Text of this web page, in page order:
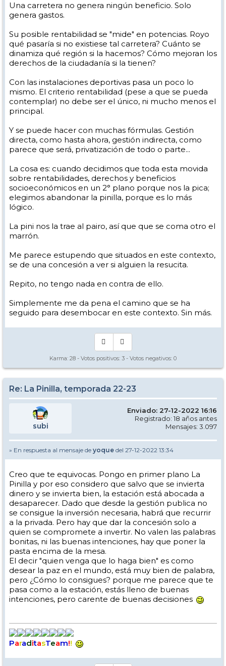
Una carretera no genera ningún beneficio. Solo
genera gastos.
Su posible rentabilidad se "mide" en potencias. Royo
qué pasaría si no existiese tal carretera? Cuánto se
dinamiza qué región si la hacemos? Cómo mejoran los
derechos de la ciudadanía si la tienen?
Con las instalaciones deportivas pasa un poco lo
mismo. El criterio rentabilidad (pese a que se pueda
contemplar) no debe ser el único, ni mucho menos el
principal.
Y se puede hacer con muchas fórmulas. Gestión
directa, como hasta ahora, gestión indirecta, como
parece que será, privatización de todo o parte...
La cosa es: cuando decidimos que toda esta movida
sobre rentabilidades, derechos y beneficios
socioeconómicos en un 2° plano porque nos la pica;
elegimos abandonar la pinilla, porque es lo más
lógico.
La pini nos la trae al pairo, así que que se coma otro el
marrón.
Me parece estupendo que situados en este contexto,
se de una concesión a ver si alguien la resucita.
Repito, no tengo nada en contra de ello.
Simplemente me da pena el camino que se ha
seguido para desembocar en este contexto. Sin más.
Karma: 28 - Votos positivos: 3 - Votos negativos: 0
Re: La Pinilla, temporada 22-23
subi
Enviado: 27-12-2022 16:16
Registrado: 18 años antes
Mensajes: 3.097
» En respuesta al mensaje de yoque del 27-12-2022 13:34
Creo que te equivocas. Pongo en primer plano La
Pinilla y por eso considero que salvo que se invierta
dinero y se invierta bien, la estación está abocada a
desaparecer. Dado que desde la gestión publica no
se consigue la inversión necesaria, habrá que recurrir
a la privada. Pero hay que dar la concesión solo a
quien se compromete a invertir. No valen las palabras
bonitas, ni las buenas intenciones, hay que poner la
pasta encima de la mesa.
El decir "quien venga que lo haga bien" es como
desear la paz en el mundo, está muy bien de palabra,
pero ¿Cómo lo consigues? porque me parece que te
pasa como a la estación, estás lleno de buenas
intenciones, pero carente de buenas decisiones
ParaditasTeam!!